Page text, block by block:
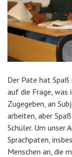
Der Pate hat
auf die Frage, was
Zugegeben, an
arbeiten, aber
Schüler. Um unser
Sprachpaten,
Menschen an, die